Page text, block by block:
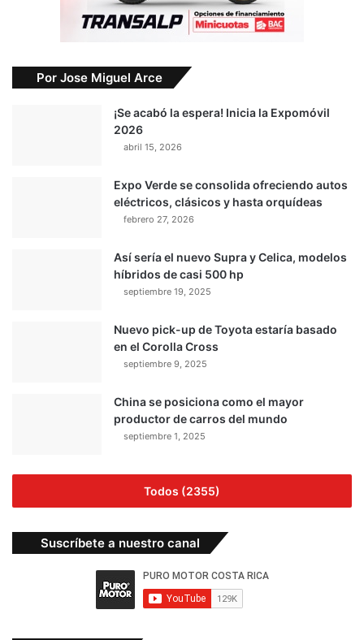
Por Jose Miguel Arce
¡Se acabó la espera! Inicia la Expomóvil
2026
abril 15, 2026
Expo Verde se consolida ofreciendo autos
eléctricos, clásicos y hasta orquídeas
febrero 27, 2026
Así sería el nuevo Supra y Celica, modelos
híbridos de casi 500 hp
septiembre 19, 2025
Nuevo pick-up de Toyota estaría basado
en el Corolla Cross
septiembre 9, 2025
China se posiciona como el mayor
productor de carros del mundo
septiembre 1, 2025
Todos (2355)
Suscríbete a nuestro canal